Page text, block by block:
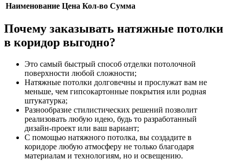
Наименование Цена Кол-во Сумма
Почему заказывать натяжные потолки
в коридор выгодно?
Это самый быстрый способ отделки потолочной
поверхности любой сложности;
Натяжные потолки долговечны и прослужат вам не
меньше, чем гипсокартонные покрытия или родная
штукатурка;
Разнообразие стилистических решений позволит
реализовать любую идею, будь то разработанный
дизайн-проект или ваш вариант;
С помощью натяжного потолка, вы создадите в
коридоре любую атмосферу не только благодаря
материалам и технологиям, но и освещению.